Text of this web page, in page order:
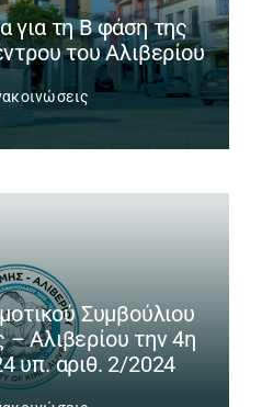
για τη Β φάση της
του Αλιβερίου
Συμβούλιου
Αλιβερίου την 4η
υπ. αριθ. 2/2024